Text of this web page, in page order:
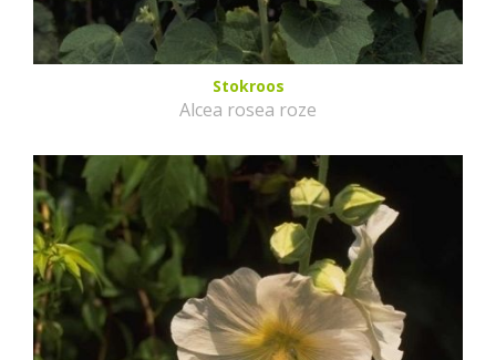
Stokroos
Alcea rosea roze